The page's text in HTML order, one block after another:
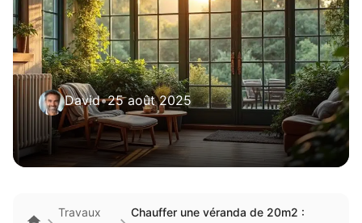
David•25 août 2025
Travaux
Chauffer une véranda de 20m2 :